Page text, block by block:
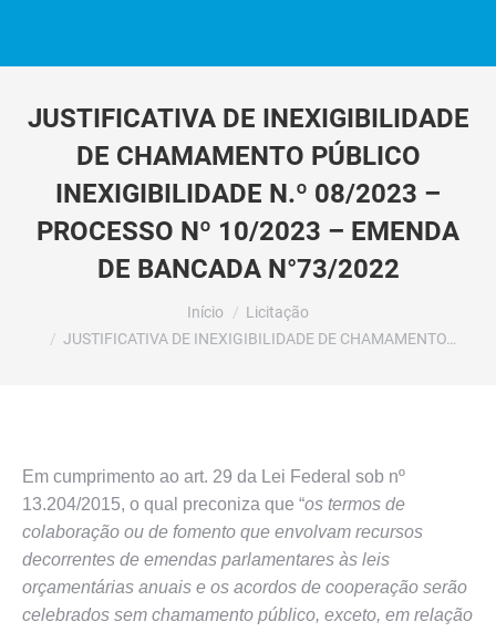
JUSTIFICATIVA DE INEXIGIBILIDADE
DE CHAMAMENTO PÚBLICO
INEXIGIBILIDADE N.º 08/2023 –
PROCESSO Nº 10/2023 – EMENDA
DE BANCADA N°73/2022
Início
Licitação
JUSTIFICATIVA DE INEXIGIBILIDADE DE CHAMAMENTO…
Em cumprimento ao art. 29 da Lei Federal sob nº
13.204/2015, o qual preconiza que “os termos de
colaboração ou de fomento que envolvam recursos
decorrentes de emendas parlamentares às leis
orçamentárias anuais e os acordos de cooperação serão
celebrados sem chamamento público, exceto, em relação